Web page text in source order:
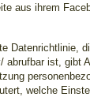
aus ihrem
Datenrichtlinie,
abrufbar ist, gibt
welche